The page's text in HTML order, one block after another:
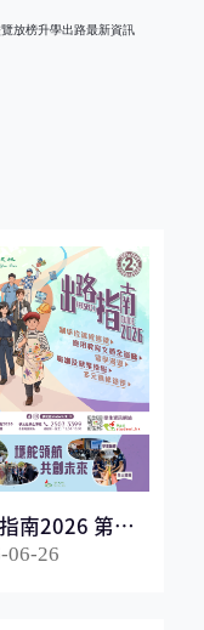
放榜升學出路最新資訊
南2026 第二
06-26